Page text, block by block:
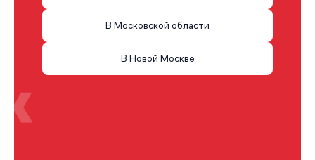
В Московской области
В Новой Москве